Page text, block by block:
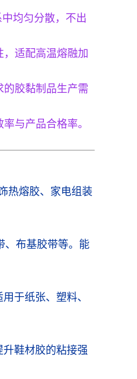
均匀分散，不出
适配高温熔融加
胶黏制品生产需
与产品合格率。
热熔胶、家电组装
、布基胶带等。能
于纸张、塑料、
鞋材胶的粘接强